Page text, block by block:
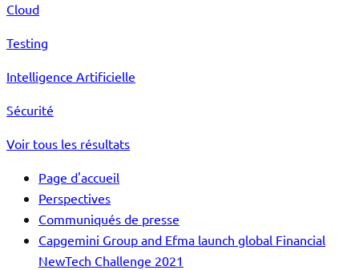
Cloud
Testing
Intelligence Artificielle
Sécurité
Voir tous les résultats
Page d'accueil
Perspectives
Communiqués de presse
Capgemini Group and Efma launch global Financial
NewTech Challenge 2021